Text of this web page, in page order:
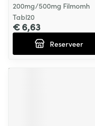
200mg/500mg Filmomh
Tabl20
€ 6,63
Reserveer